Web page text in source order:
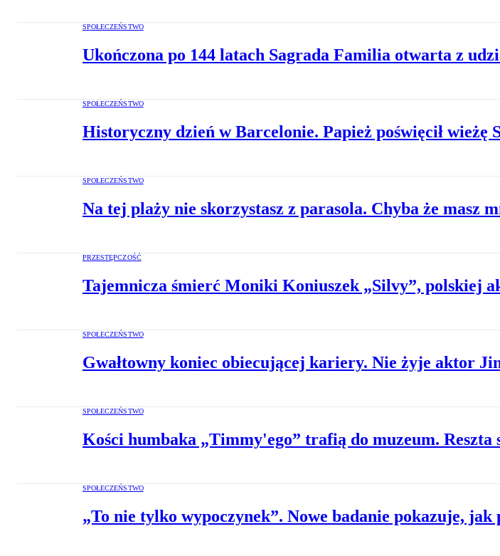
SPOŁECZEŃSTWO
Ukończona po 144 latach Sagrada Familia otwarta z
SPOŁECZEŃSTWO
Historyczny dzień w Barcelonie. Papież poświęcił wieżę
SPOŁECZEŃSTWO
Na tej plaży nie skorzystasz z parasola. Chyba że masz
PRZESTĘPCZOŚĆ
Tajemnicza śmierć Moniki Koniuszek „Silvy”, polskiej
SPOŁECZEŃSTWO
Gwałtowny koniec obiecującej kariery. Nie żyje aktor
SPOŁECZEŃSTWO
Kości humbaka „Timmy'ego” trafią do muzeum. Reszta
SPOŁECZEŃSTWO
„To nie tylko wypoczynek”. Nowe badanie pokazuje, jak